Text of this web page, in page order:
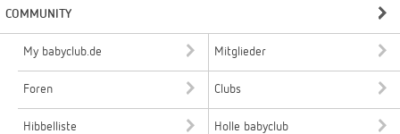
COMMUNITY
My babyclub.de Mitglieder
Foren Clubs
Hibbelliste Holle babyclub